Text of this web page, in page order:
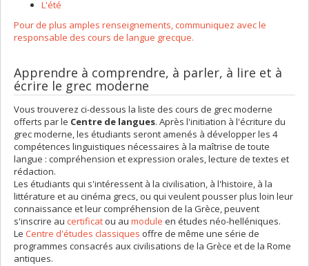
L'été
Pour de plus amples renseignements, communiquez avec le
responsable des cours de langue grecque.
Apprendre à comprendre, à parler, à lire et à
écrire le grec moderne
Vous trouverez ci-dessous la liste des cours de grec moderne
offerts par le Centre de langues. Après l'initiation à l'écriture du
grec moderne, les étudiants seront amenés à développer les 4
compétences linguistiques nécessaires à la maîtrise de toute
langue : compréhension et expression orales, lecture de textes et
rédaction.
Les étudiants qui s'intéressent à la civilisation, à l'histoire, à la
littérature et au cinéma grecs, ou qui veulent pousser plus loin leur
connaissance et leur compréhension de la Grèce, peuvent
s'inscrire au certificat ou au module en études néo-helléniques.
Le Centre d'études classiques offre de même une série de
programmes consacrés aux civilisations de la Grèce et de la Rome
antiques.